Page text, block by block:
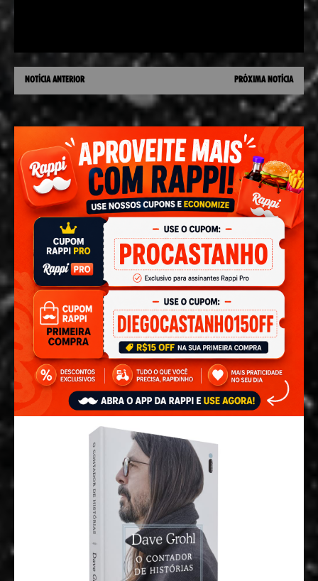
NOTÍCIA ANTERIOR PRÓXIMA NOTÍCIA